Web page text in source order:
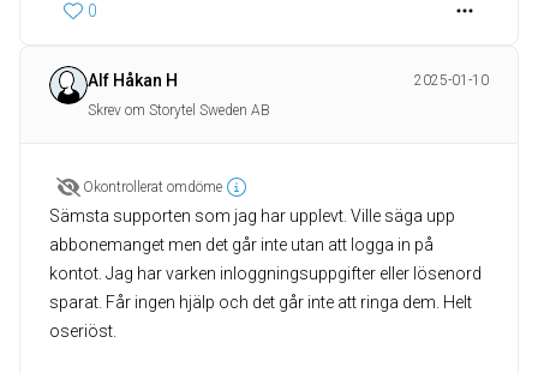
0
Alf Håkan H
2025-01-10
Skrev om Storytel Sweden AB
Okontrollerat omdöme
Sämsta supporten som jag har upplevt. Ville säga upp
abbonemanget men det går inte utan att logga in på
kontot. Jag har varken inloggningsuppgifter eller lösenord
sparat. Får ingen hjälp och det går inte att ringa dem. Helt
oseriöst.